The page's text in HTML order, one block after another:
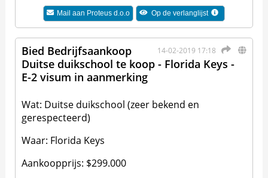
Mail aan Proteus d.o.o Op de verlanglijst
14-02-2019 17:18
Bied Bedrijfsaankoop
Duitse duikschool te koop - Florida Keys -
E-2 visum in aanmerking
Wat: Duitse duikschool (zeer bekend en
gerespecteerd)
Waar: Florida Keys
Aankoopprijs: $299.000